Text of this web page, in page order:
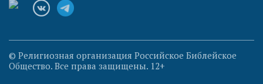
© Религиозная организация Российское Библейское
Общество. Все права защищены. 12+